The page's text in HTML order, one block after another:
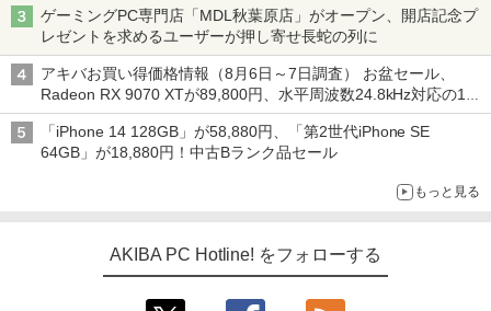
ゲーミングPC専門店「MDL秋葉原店」がオープン、開店記念プ
レゼントを求めるユーザーが押し寄せ長蛇の列に
アキバお買い得価格情報（8月6日～7日調査） お盆セール、
Radeon RX 9070 XTが89,800円、水平周波数24.8kHz対応の17
型モニターが9,801円、暑さ指数連動セール ほか
「iPhone 14 128GB」が58,880円、「第2世代iPhone SE
64GB」が18,880円！中古Bランク品セール
もっと見る
AKIBA PC Hotline! をフォローする